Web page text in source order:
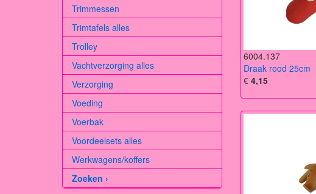
Trimmessen
Trimtafels alles
Trolley
Vachtverzorging alles
Verzorging
Voeding
Voerbak
Voordeelsets alles
Werkwagens/koffers
Zoeken ›
6004.137
Draak rood 25cm
€ 4,15